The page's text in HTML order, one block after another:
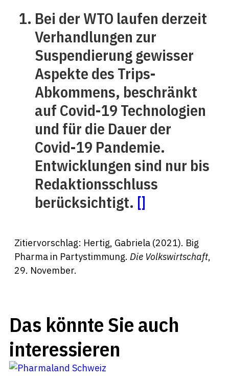
Bei der WTO laufen derzeit
Verhandlungen zur
Suspendierung gewisser
Aspekte des Trips-
Abkommens, beschränkt
auf Covid-19 Technologien
und für die Dauer der
Covid-19 Pandemie.
Entwicklungen sind nur bis
Redaktionsschluss
berücksichtigt. []
Zitiervorschlag: Hertig, Gabriela (2021). Big
Pharma in Partystimmung. Die Volkswirtschaft,
29. November.
Das könnte Sie auch
interessieren